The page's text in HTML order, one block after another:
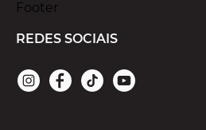
REDES SOCIAIS